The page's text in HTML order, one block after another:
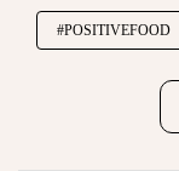
#POSITIVEFOOD